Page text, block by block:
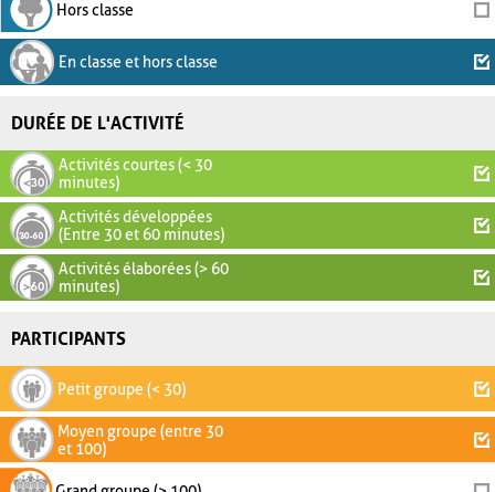
Hors classe
En classe et hors classe
DURÉE DE L'ACTIVITÉ
Activités courtes (< 30
minutes)
Activités développées
(Entre 30 et 60 minutes)
Activités élaborées (> 60
minutes)
PARTICIPANTS
Petit groupe (< 30)
Moyen groupe (entre 30
et 100)